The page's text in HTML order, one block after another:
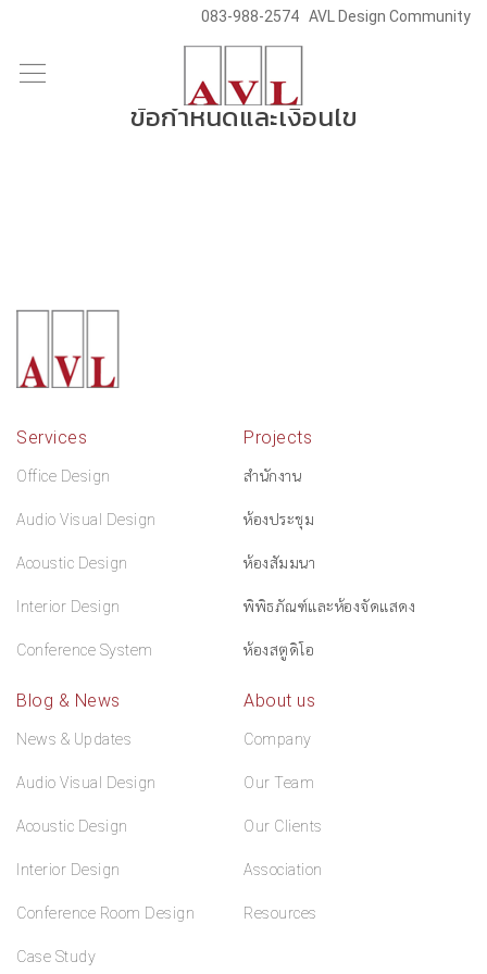
083-988-2574 AVL Design Community
ข้อกำหนดและเงื่อนไข
Services
Office Design
Audio Visual Design
Acoustic Design
Interior Design
Conference System
Projects
สำนักงาน
ห้องประชุม
ห้องสัมมนา
พิพิธภัณฑ์และห้องจัดแสดง
ห้องสตูดิโอ
Blog & News
News & Updates
Audio Visual Design
Acoustic Design
Interior Design
Conference Room Design
Case Study
About us
Company
Our Team
Our Clients
Association
Resources